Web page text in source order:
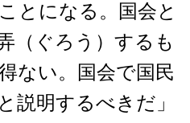
とになる。国会と
（ぐろう）するも
ない。国会で国民
説明するべきだ」